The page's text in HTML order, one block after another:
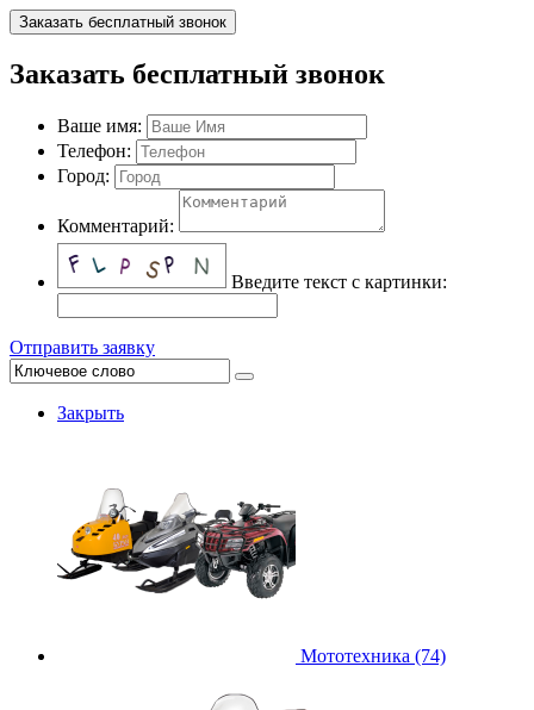
Заказать бесплатный звонок
Заказать бесплатный звонок
Ваше имя:
Телефон:
Город:
Комментарий:
Введите текст с картинки:
Отправить заявку
Закрыть
Мототехника (74)